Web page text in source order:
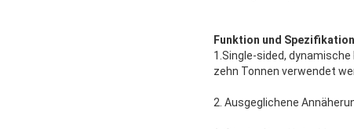
Funktion und Spezifikation
1.Single-sided,
zehn Tonnen verwendet
2. Ausgeglichene